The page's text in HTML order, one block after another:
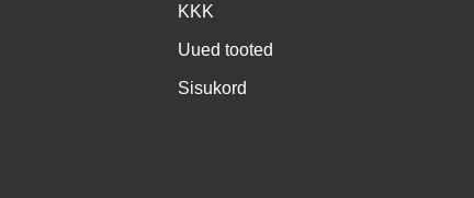
KKK
Uued tooted
Sisukord